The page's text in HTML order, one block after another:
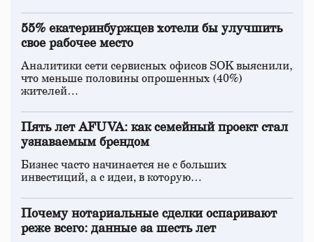
55% екатеринбуржцев хотели бы улучшить
свое рабочее место
Аналитики сети сервисных офисов SOK выяснили,
что меньше половины опрошенных (40%)
жителей…
Пять лет AFUVA: как семейный проект стал
узнаваемым брендом
Бизнес часто начинается не с больших
инвестиций, а с идеи, в которую…
Почему нотариальные сделки оспаривают
реже всего: данные за шесть лет